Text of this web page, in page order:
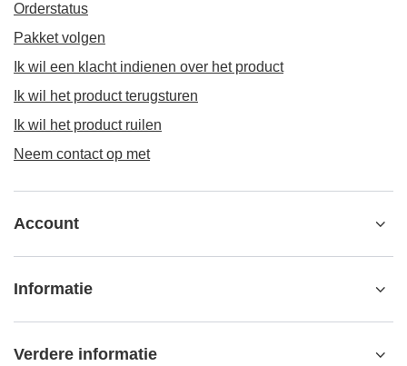
Orderstatus
Pakket volgen
Ik wil een klacht indienen over het product
Ik wil het product terugsturen
Ik wil het product ruilen
Neem contact op met
Account
Informatie
Verdere informatie